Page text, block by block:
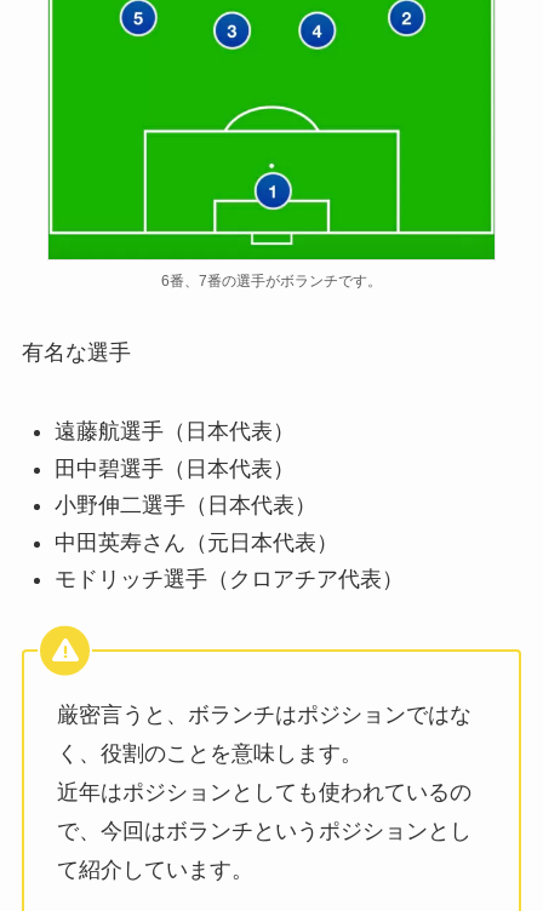
6番、7番の選手がボランチです。
有名な選手
遠藤航選手（日本代表）
田中碧選手（日本代表）
小野伸二選手（日本代表）
中田英寿さん（元日本代表）
モドリッチ選手（クロアチア代表）
厳密言うと、ボランチはポジションではな
く、役割のことを意味します。
近年はポジションとしても使われているの
で、今回はボランチというポジションとし
て紹介しています。